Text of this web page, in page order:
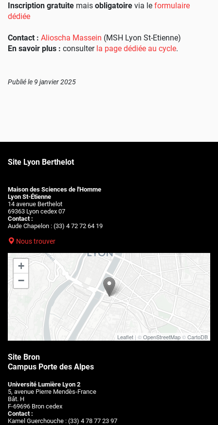
Inscription gratuite mais obligatoire via le formulaire
dédiée
Contact : Alioscha Massein (MSH Lyon St-Etienne)
En savoir plus : consulter la page dédiée au cycle.
Publié le 9 janvier 2025
Site Lyon Berthelot
Maison des Sciences de l'Homme
Lyon St-Étienne
14 avenue Berthelot
69363 Lyon cedex 07
Contact :
Aude Chapelon : (33) 4 72 72 64 19
Nous trouver
+
−
Leaflet | ©OpenStreetMap©CartoDB
Site Bron
Campus Porte des Alpes
Université Lumière Lyon 2
5, avenue Pierre Mendès-France
Bât. H
F-69696 Bron cedex
Contact :
Kamel Guerchouche : (33) 4 78 77 23 97